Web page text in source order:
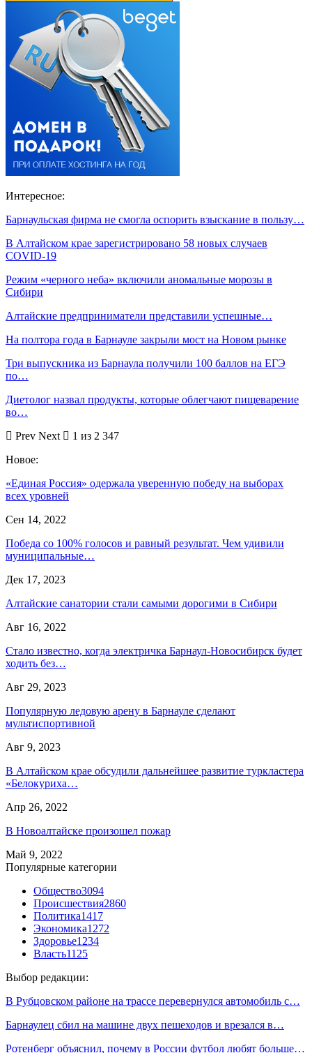
Интересное:
Барнаульская фирма не смогла оспорить взыскание в пользу…
В Алтайском крае зарегистрировано 58 новых случаев
COVID-19
Режим «черного неба» включили аномальные морозы в
Сибири
Алтайские предприниматели представили успешные…
На полтора года в Барнауле закрыли мост на Новом рынке
Три выпускника из Барнаула получили 100 баллов на ЕГЭ
по…
Диетолог назвал продукты, которые облегчают пищеварение
во…
Prev Next
1 из 2 347
Новое:
«Единая Россия» одержала уверенную победу на выборах
всех уровней
Сен 14, 2022
Победа со 100% голосов и равный результат. Чем удивили
муниципальные…
Дек 17, 2023
Алтайские санатории стали самыми дорогими в Сибири
Авг 16, 2022
Стало известно, когда электричка Барнаул-Новосибирск будет
ходить без…
Авг 29, 2023
Популярную ледовую арену в Барнауле сделают
мультиспортивной
Авг 9, 2023
В Алтайском крае обсудили дальнейшее развитие туркластера
«Белокуриха…
Апр 26, 2022
В Новоалтайске произошел пожар
Май 9, 2022
Популярные категории
Общество3094
Происшествия2860
Политика1417
Экономика1272
Здоровье1234
Власть1125
Выбор редакции:
В Рубцовском районе на трассе перевернулся автомобиль с…
Барнаулец сбил на машине двух пешеходов и врезался в…
Ротенберг объяснил, почему в России футбол любят больше…